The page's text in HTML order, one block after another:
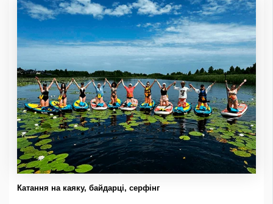
Катання на каяку, байдарці, серфінг